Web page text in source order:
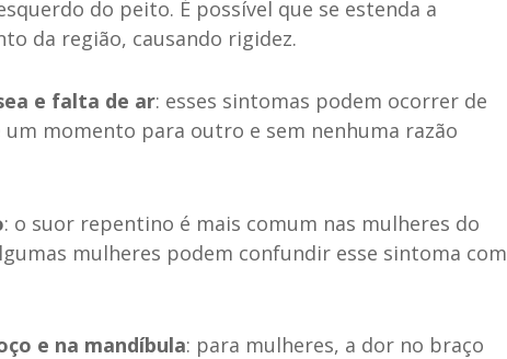
do peito. É possível que se estenda a
da região, causando rigidez.
e falta de ar: esses sintomas podem ocorrer de
momento para outro e sem nenhuma razão
: o suor repentino é mais comum nas mulheres do
mulheres podem confundir esse sintoma com
e na mandíbula: para mulheres, a dor no braço